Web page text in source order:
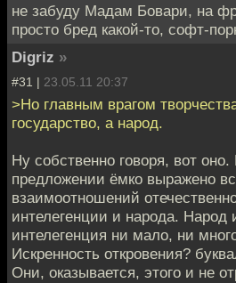
не забуду Мадам Бовари, на
просто бред какой-то, софт-
Digriz »
#31 | 23.05.11 20:37
>Но главным врагом
государство, а народ.
Ну собственно говоря, вот
предложении ёмко выражено
взаимоотношений
интелегенции и народа. Народ
интелегенция ни мало, ни
Искренность откровения?
Они, оказывается, этого и не